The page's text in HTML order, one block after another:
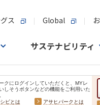
ス Global
サステナビリティ
クにログインしていただくと、MYレ
しそうボタンなどの機能をご利用いた
ピとは
アサヒパークとは